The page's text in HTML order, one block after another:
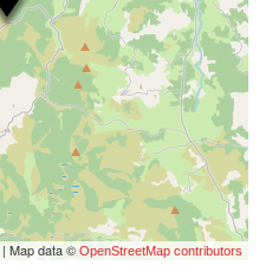
| Map data © OpenStreetMap contributors